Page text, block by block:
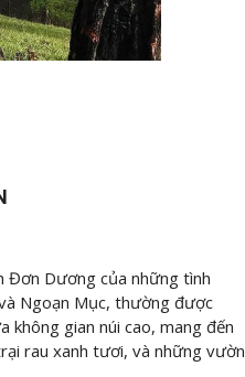
Đơn Dương của những tình
Ngoạn Mục, thường được
gian núi cao, mang đến
rau xanh tươi, và những vườn